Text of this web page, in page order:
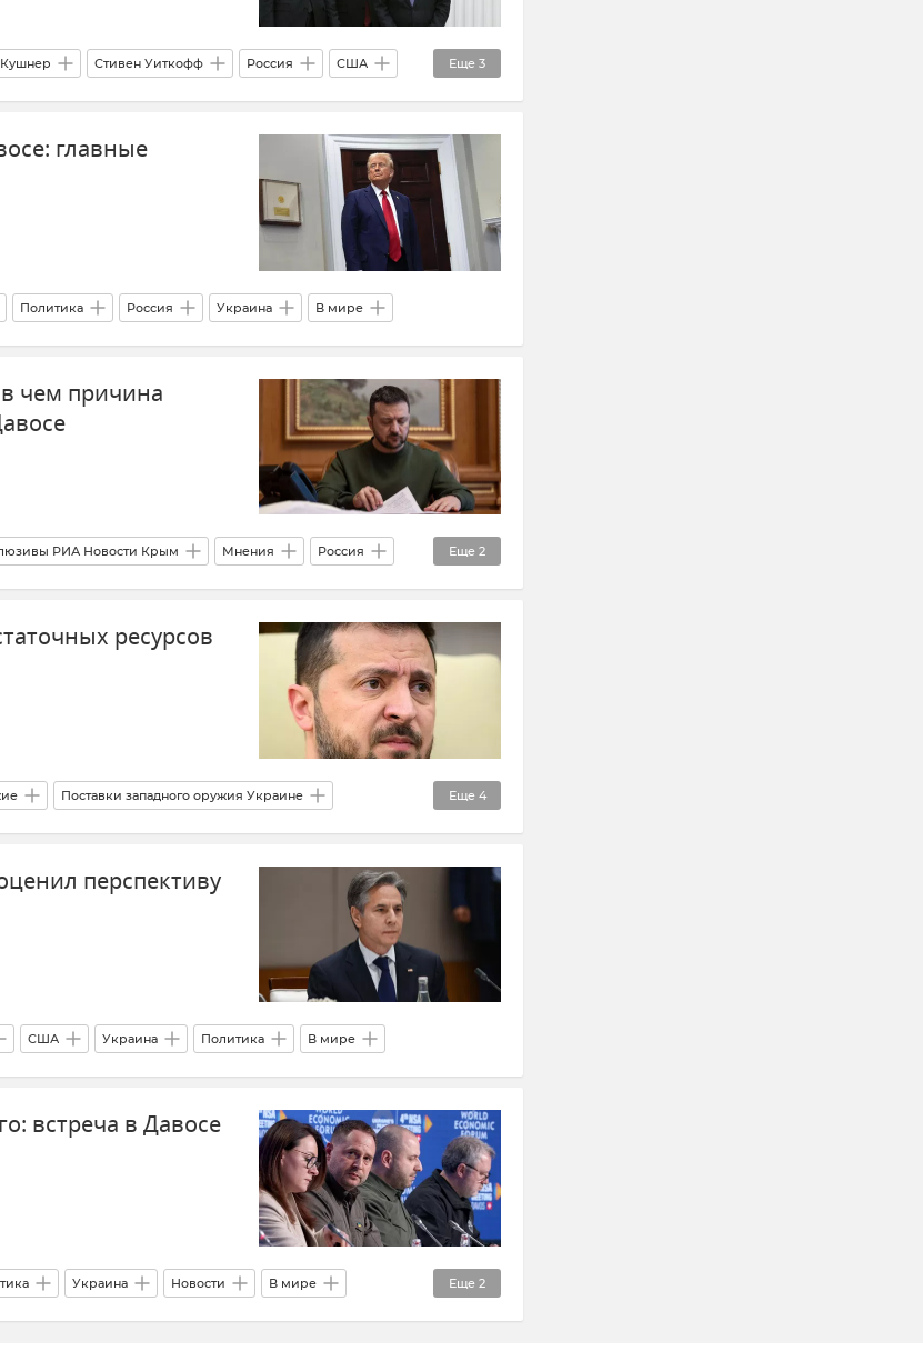
Еще 3
Стивен Уиткофф Россия США
главные
Политика Россия Украина В мире
чем причина
Еще 2
РИА Новости Крым Мнения Россия
Украине
ресурсов
Еще 4
Поставки западного оружия Украине
силы Украины) Вооруженные силы России
перспективу
США Украина Политика В мире
встреча в Давосе
Еще 2
Украина Новости В мире